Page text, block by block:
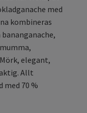
med
kombineras
elegant,
Allt
med 70 %